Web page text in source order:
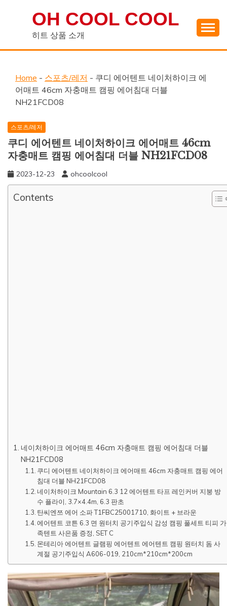
OH COOL COOL
히트 상품 소개
Home - 스포츠/레저 - 쿠디 에어텐트 네이처하이크 에
어매트 46cm 자충매트 캠핑 에어침대 더블
NH21FCD08
스포츠/레저
쿠디 에어텐트 네이처하이크 에어매트 46cm
자충매트 캠핑 에어침대 더블 NH21FCD08
2023-12-23 ohcoolcool
Contents
네이처하이크 에어매트 46cm 자충매트 캠핑 에어침대 더블
NH21FCD08
쿠디 에어텐트 네이처하이크 에어매트 46cm 자충매트 캠핑 에어
침대 더블 NH21FCD08
네이처하이크 Mountain 6.3 12 에어텐트 타프 레인커버 지붕 방
수 플라이, 3.7×4.4m, 6.3 판초
탄씨엔쯔 에어 소파 T1FBC25001710, 화이트 + 브라운
에어텐트 코튼 6.3 면 원터치 공기주입식 감성 캠핑 풀세트 티피 가
족텐트 사은품 증정, SET C
몬테리아 에어텐트 글램핑 에어텐트 에어텐트 캠핑 원터치 돔 사
계절 공기주입식 A606-019, 210cm*210cm*200cm